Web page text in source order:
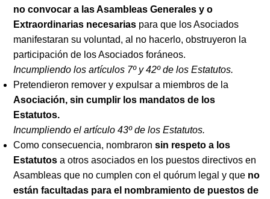
no convocar a las Asambleas Generales y o
Extraordinarias necesarias para que los Asociados
manifestaran su voluntad, al no hacerlo, obstruyeron la
participación de los Asociados foráneos.
Incumpliendo los artículos 7º y 42º de los Estatutos.
Pretendieron remover y expulsar a miembros de la
Asociación, sin cumplir los mandatos de los
Estatutos.
Incumpliendo el artículo 43º de los Estatutos.
Como consecuencia, nombraron sin respeto a los
Estatutos a otros asociados en los puestos directivos en
Asambleas que no cumplen con el quórum legal y que no
están facultadas para el nombramiento de puestos de